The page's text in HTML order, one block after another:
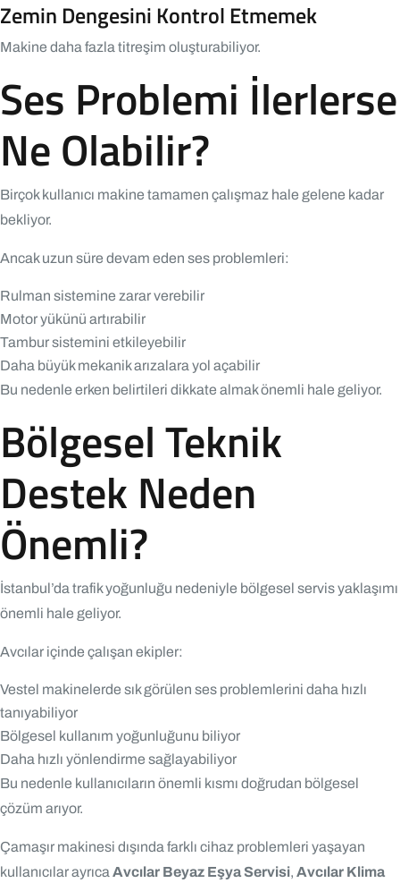
Zemin Dengesini Kontrol Etmemek
Makine daha fazla titreşim oluşturabiliyor.
Ses Problemi İlerlerse
Ne Olabilir?
Birçok kullanıcı makine tamamen çalışmaz hale gelene kadar
bekliyor.
Ancak uzun süre devam eden ses problemleri:
Rulman sistemine zarar verebilir
Motor yükünü artırabilir
Tambur sistemini etkileyebilir
Daha büyük mekanik arızalara yol açabilir
Bu nedenle erken belirtileri dikkate almak önemli hale geliyor.
Bölgesel Teknik
Destek Neden
Önemli?
İstanbul’da trafik yoğunluğu nedeniyle bölgesel servis yaklaşımı
önemli hale geliyor.
Avcılar içinde çalışan ekipler:
Vestel makinelerde sık görülen ses problemlerini daha hızlı
tanıyabiliyor
Bölgesel kullanım yoğunluğunu biliyor
Daha hızlı yönlendirme sağlayabiliyor
Bu nedenle kullanıcıların önemli kısmı doğrudan bölgesel
çözüm arıyor.
Çamaşır makinesi dışında farklı cihaz problemleri yaşayan
kullanıcılar ayrıca Avcılar Beyaz Eşya Servisi, Avcılar Klima